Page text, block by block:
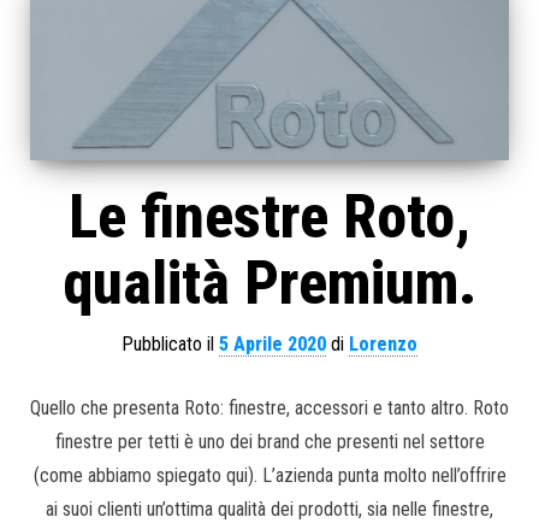
Le finestre Roto,
qualità Premium.
Pubblicato il 5 Aprile 2020 di Lorenzo
Quello che presenta Roto: finestre, accessori e tanto altro. Roto
finestre per tetti è uno dei brand che presenti nel settore
(come abbiamo spiegato qui). L’azienda punta molto nell’offrire
ai suoi clienti un’ottima qualità dei prodotti, sia nelle finestre,